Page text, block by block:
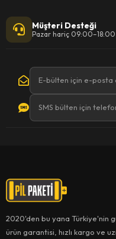
Müşteri Desteği
Pazar hariç 09:00–18:00
2020'den bu yana Türkiye'nin
ürün garantisi, hızlı kargo ve